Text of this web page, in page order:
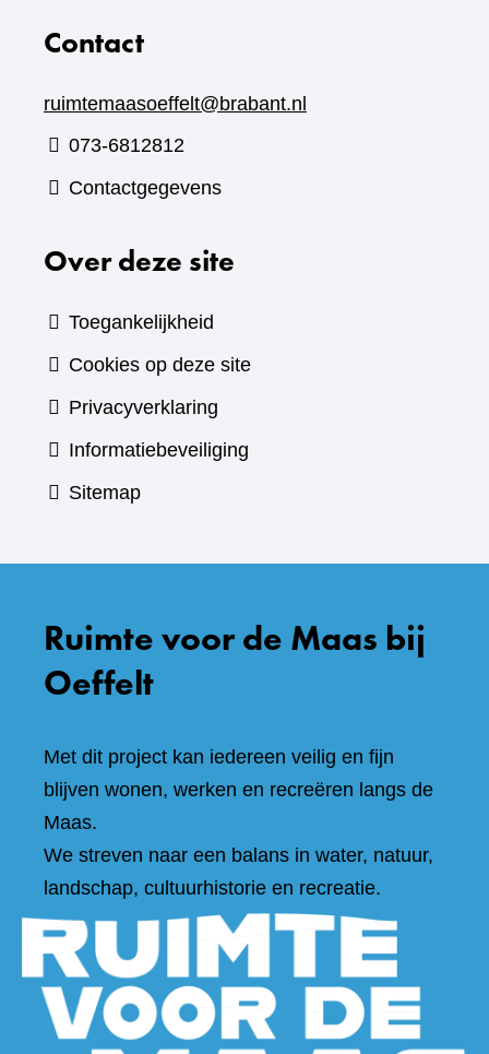
Contact
ruimtemaasoeffelt@brabant.nl
073-6812812
Contactgegevens
Over deze site
Toegankelijkheid
Cookies op deze site
Privacyverklaring
Informatiebeveiliging
Sitemap
Ruimte voor de Maas bij
Oeffelt
Met dit project kan iedereen veilig en fijn
blijven wonen, werken en recreëren langs de
Maas.
We streven naar een balans in water, natuur,
landschap, cultuurhistorie en recreatie.